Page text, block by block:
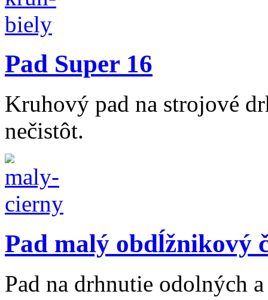
Pad Super 16
Kruhový pad na strojové
nečistôt.
Pad malý obdĺžnikový
Pad na drhnutie odolných